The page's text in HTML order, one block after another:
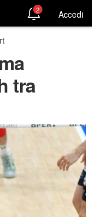
2 Accedi
tra